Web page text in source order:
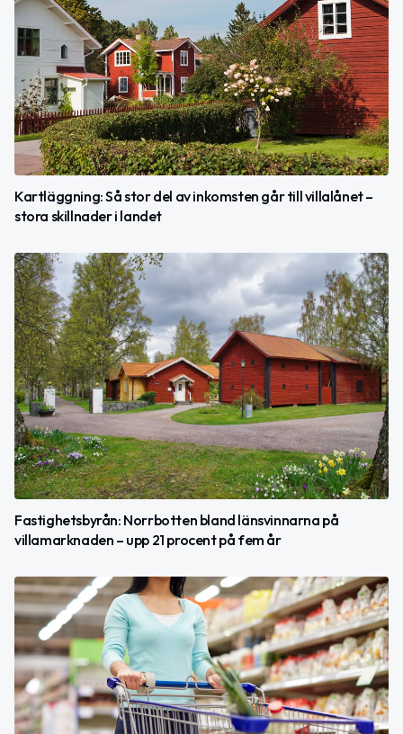
Kartläggning: Så stor del av inkomsten går till villalånet –
stora skillnader i landet
Fastighetsbyrån: Norrbotten bland länsvinnarna på
villamarknaden – upp 21 procent på fem år